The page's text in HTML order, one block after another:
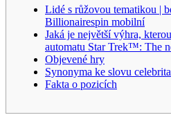
Lidé s růžovou tematikou |
Billionairespin mobilní
Jaká je největší výhra,
automatu Star Trek™: The
Objevené hry
Synonyma ke slovu celebrita
Fakta o pozicích